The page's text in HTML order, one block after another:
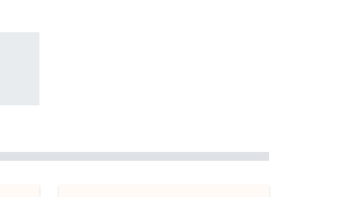
অধিকাংশ মুসলিম শিক্ষার্থী